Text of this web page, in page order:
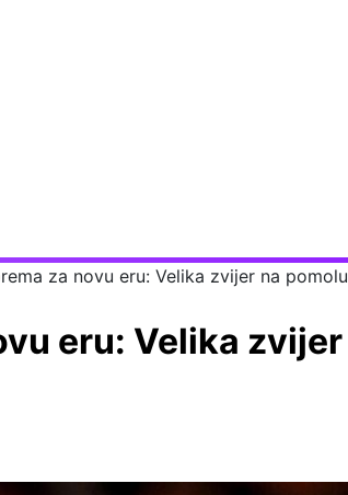
za novu eru: Velika zvijer na pomolu
eru: Velika zvijer